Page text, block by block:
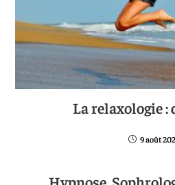
La relaxologie
9 août